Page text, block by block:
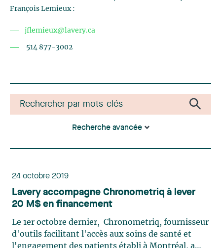
François Lemieux :
jflemieux@lavery.ca
514 877-3002
Recherche avancée
24 octobre 2019
Lavery accompagne Chronometriq à lever
20 M$ en financement
Le 1er octobre dernier, Chronometriq, fournisseur
d'outils facilitant l'accès aux soins de santé et
l'engagement des patients établi à Montréal, a